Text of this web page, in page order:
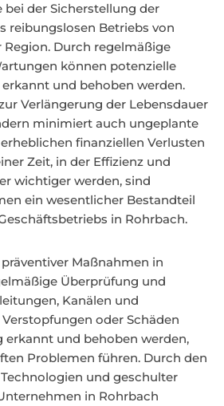
bei der Sicherstellung der
reibungslosen Betriebs von
Durch regelmäßige
können potenzielle
und behoben werden.
Verlängerung der Lebensdauer
minimiert auch ungeplante
finanziellen Verlusten
Zeit, in der Effizienz und
wichtiger werden, sind
ein wesentlicher Bestandteil
in Rohrbach.
Maßnahmen in
Überprüfung und
Kanälen und
oder Schäden
erkannt und behoben werden,
Problemen führen. Durch den
und geschulter
in Rohrbach